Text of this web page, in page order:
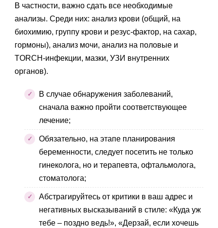
В частности, важно сдать все необходимые
анализы. Среди них: анализ крови (общий, на
биохимию, группу крови и резус-фактор, на сахар,
гормоны), анализ мочи, анализ на половые и
TORCH-инфекции, мазки, УЗИ внутренних
органов).
В случае обнаружения заболеваний,
сначала важно пройти соответствующее
лечение;
Обязательно, на этапе планирования
беременности, следует посетить не только
гинеколога, но и терапевта, офтальмолога,
стоматолога;
Абстрагируйтесь от критики в ваш адрес и
негативных высказываний в стиле: «Куда уж
тебе – поздно ведь!», «Дерзай, если хочешь